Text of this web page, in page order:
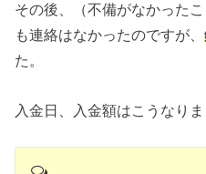
その後、（不備がなかった
も連絡はなかったのですが、
た。
入金日、入金額はこうなりま